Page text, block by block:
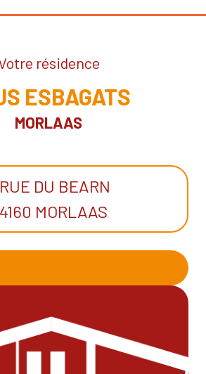
résidence
ESBAGATS
MORLAAS
DU BEARN
MORLAAS